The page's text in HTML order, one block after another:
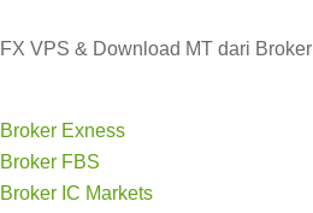
FX VPS & Download MT dari Broker
Broker Exness
Broker FBS
Broker IC Markets